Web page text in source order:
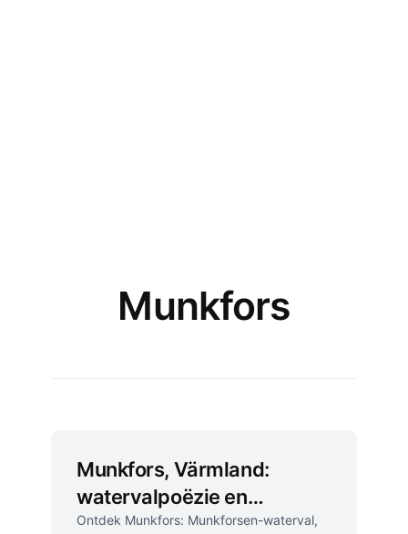
Munkfors
Munkfors, Värmland:
watervalpoëzie en
industrieel erfgoed
Ontdek Munkfors: Munkforsen-waterval,